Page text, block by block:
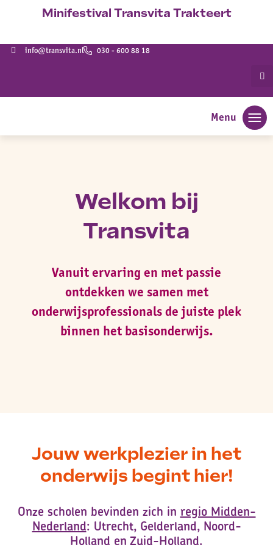
info@transvita.nl 030 - 600 88 18
Menu
Welkom bij
Transvita
Vanuit ervaring en met passie
ontdekken we samen met
onderwijsprofessionals de juiste plek
binnen het basisonderwijs.
Jouw werkplezier in het
onderwijs begint hier!
Onze scholen bevinden zich in regio Midden-
Nederland: Utrecht, Gelderland, Noord-
Holland en Zuid-Holland.